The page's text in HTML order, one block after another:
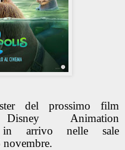
del prossimo film
Animation
arrivo nelle sale